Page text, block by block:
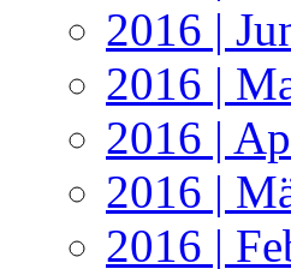
2016 |
2016 |
2016 |
2016 |
2016 |